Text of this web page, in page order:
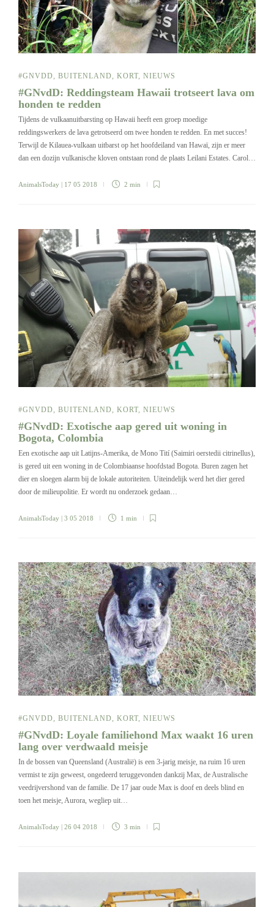
#GNVDD, BUITENLAND, KORT, NIEUWS
#GNvdD: Reddingsteam Hawaii trotseert lava om
honden te redden
Tijdens de vulkaanuitbarsting op Hawaii heeft een groep moedige
reddingswerkers de lava getrotseerd om twee honden te redden. En met succes!
Terwijl de Kilauea-vulkaan uitbarst op het hoofdeiland van Hawaï, zijn er meer
dan een dozijn vulkanische kloven ontstaan ​​rond de plaats Leilani Estates. Carol…
AnimalsToday | 17 05 2018 2 min
#GNVDD BUITENLAND KORT NIEUWS
#GNvdD: Exotische aap gered uit woning in
Bogota, Colombia
Een exotische aap uit Latijns-Amerika, de Mono Tití (Saimiri oerstedii citrinellus),
is gered uit een woning in de Colombiaanse hoofdstad Bogota. Buren zagen het
dier en sloegen alarm bij de lokale autoriteiten. Uiteindelijk werd het dier gered
door de milieupolitie. Er wordt nu onderzoek gedaan…
AnimalsToday | 3 05 2018 1 min
#GNVDD, BUITENLAND, KORT, NIEUWS
#GNvdD: Loyale familiehond Max waakt 16 uren
lang over verdwaald meisje
In de bossen van Queensland (Australië) is een 3-jarig meisje, na ruim 16 uren
vermist te zijn geweest, ongedeerd teruggevonden dankzij Max, de Australische
veedrijvershond van de familie. De 17 jaar oude Max is doof en deels blind en
toen het meisje, Aurora, wegliep uit…
AnimalsToday | 26 04 2018 3 min